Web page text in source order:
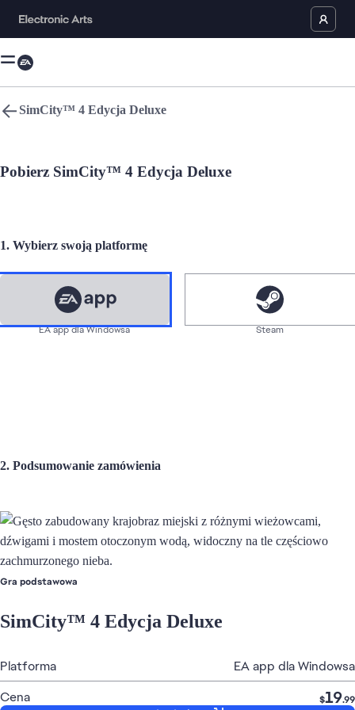
SimCity™ 4 Edycja Deluxe
Pobierz SimCity™ 4 Edycja Deluxe
1. Wybierz swoją platformę
EA app dla Windowsa Steam
2. Podsumowanie zamówienia
Gra podstawowa
SimCity™ 4 Edycja Deluxe
Platforma
EA app dla Windowsa
Cena
$19.99
Powrót na górę
EA app dla Windowsa
EA app dla komputerów Mac
Pomoc
Społeczna odpowiedzialność biznesu
W twoim regionie może obowiązywać podatek od sprzedaży.
© 2026 Electronic Arts Inc.